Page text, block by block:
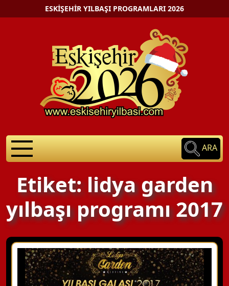
ESKIŞEHIR YILBAŞI PROGRAMLARI 2026
ARA
Etiket: lidya garden
yılbaşı programı 2017